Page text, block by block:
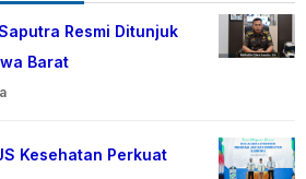
Resmi Ditunjuk
Barat
Kesehatan Perkuat